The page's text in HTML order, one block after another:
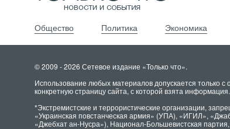
Общество Политика Экономика
© 2009 - 2026 Сетевое издание «Только что».
Использование любых материалов допускается только с
конкретную страницу сайта, с которой взята информация.
*Экстремистские и террористические организации,
«Украинская повстанческая армия» (УПА), «ИГИЛ»,
«Джебхат ан-Нусра»), Национал-Большевистская